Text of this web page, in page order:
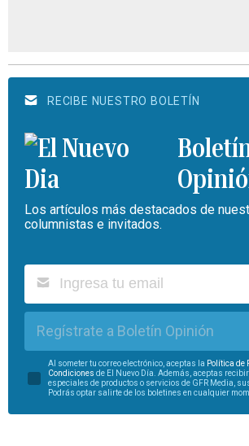
RECIBE NUESTRO BOLETÍN
Los artículos más destacados de
columnistas e invitados.
Regístrate a Boletín Opinión
Al someter tu correo electrónico, aceptas la Política de
Condiciones de El Nuevo Día. Además, aceptas
especiales de productos o servicios de GFR Media,
Podrás optar salirte de los boletines en cualquier